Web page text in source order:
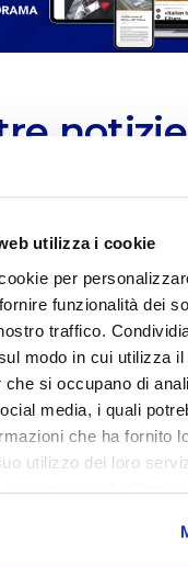
utilizza i cookie
per
funzionalità dei
traffico.
modo in cui utilizza
che si occupano di
media, i quali
che ha fornito
utilizzo dei loro
continua ad
notizie
UFI entra a far
International